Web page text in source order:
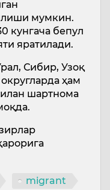
мумкин.
кунгача бепул
яратилади.
Сибир, Узоқ
ҳам
шартнома
migrant